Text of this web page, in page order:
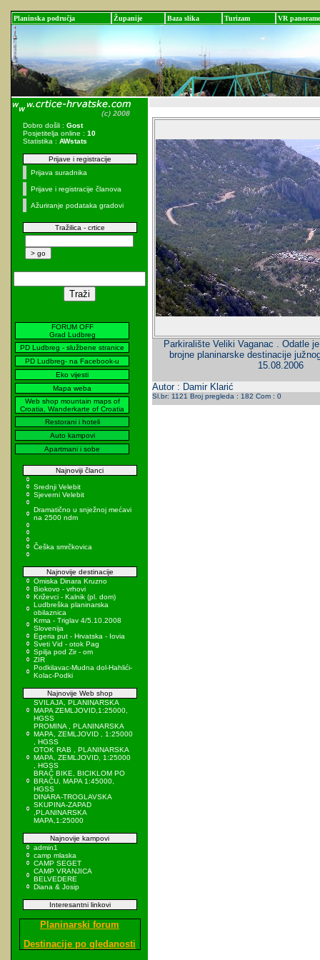
Planinska područja Županije Baza slika Turizam VR panorame
Dobro došli : Gost
Posjetitelja online : 10
Statistika : AWstats
Prijave i registracije
Prijava suradnika
Prijave i registracije članova
Ažuriranje podataka gradovi
Tražilica - crtice
FORUM OFF
Grad Ludbreg
PD Ludbreg - službene stranice
PD Ludbreg- na Facebook-u
Eko vijesti
Mapa weba
Web shop mountain maps of
Croatia, Wanderkarte of Croatia
Restorani i hoteli
Auto kampovi
Apartmani i sobe
Najnoviji članci
Srednji Velebit
Sjeverni Velebit
Dramatično u snježnoj mećavi
na 2500 ndm
Češka smrčkovica
Najnovije destinacije
Omiska Dinara Kruzno
Biokovo - vrhovi
Križevci - Kalnik (pl. dom)
Ludbreška planinarska
obilaznica
Krma - Triglav 4/5.10.2008
Slovenija
Egeria put - Hrvatska - Iovia
Sveti Vid - otok Pag
Spilja pod Zir - om
ZIR
Podkilavac-Mudna dol-Hahlići-
Kolac-Podki
Najnovije Web shop
SVILAJA, PLANINARSKA
MAPA ZEMLJOVID,1:25000,
HGSS
PROMINA , PLANINARSKA
MAPA, ZEMLJOVID , 1:25000
, HGSS
OTOK RAB , PLANINARSKA
MAPA, ZEMLJOVID, 1:25000
, HGSS
BRAČ BIKE, BICIKLOM PO
BRAČU, MAPA 1:45000,
HGSS
DINARA-TROGLAVSKA
SKUPINA-ZAPAD
,PLANINARSKA
MAPA,1:25000
Najnovije kampovi
admin1
camp mlaska
CAMP SEGET
CAMP VRANJICA
BELVEDERE
Diana & Josip
Interesantni linkovi
Planinarski forum
Destinacije po gledanosti
Parkiralište Veliki Vaganac . Odatle
brojne planinarske destinacije
15.08.2006
Autor : Damir Klarić
Sl.br: 1121 Broj pregleda : 182 Com : 0